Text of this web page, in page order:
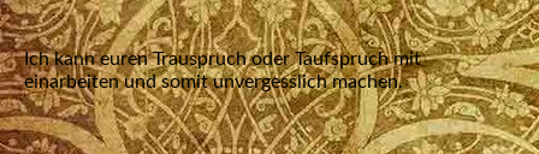
Ich kann euren Trauspruch oder Taufspruch mit
einarbeiten und somit unvergesslich machen.